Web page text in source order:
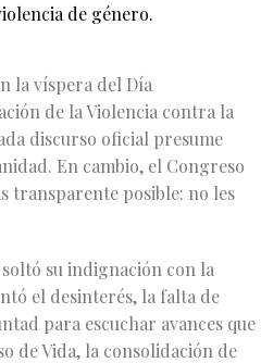
de género.
la víspera del Día
de la Violencia contra la
discurso oficial presume
En cambio, el Congreso
transparente posible: no les
su indignación con la
el desinterés, la falta de
para escuchar avances que
de Vida, la consolidación de